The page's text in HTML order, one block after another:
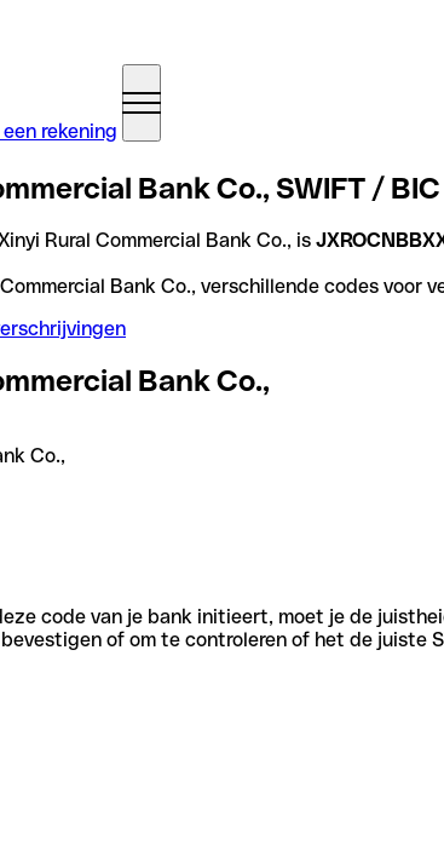
rekening
Bank Co., SWIFT /
Rural Commercial Bank Co., is
Bank Co., verschillende codes
Bank Co.,
Co.,
code van je bank initieert, moet je de
of om te controleren of het de juiste